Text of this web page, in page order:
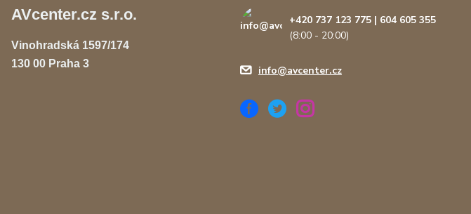
AVcenter.cz s.r.o.
Vinohradská 1597/174
130 00 Praha 3
+420 737 123 775 | 604 605 355
(8:00 - 20:00)
info@avcenter.cz